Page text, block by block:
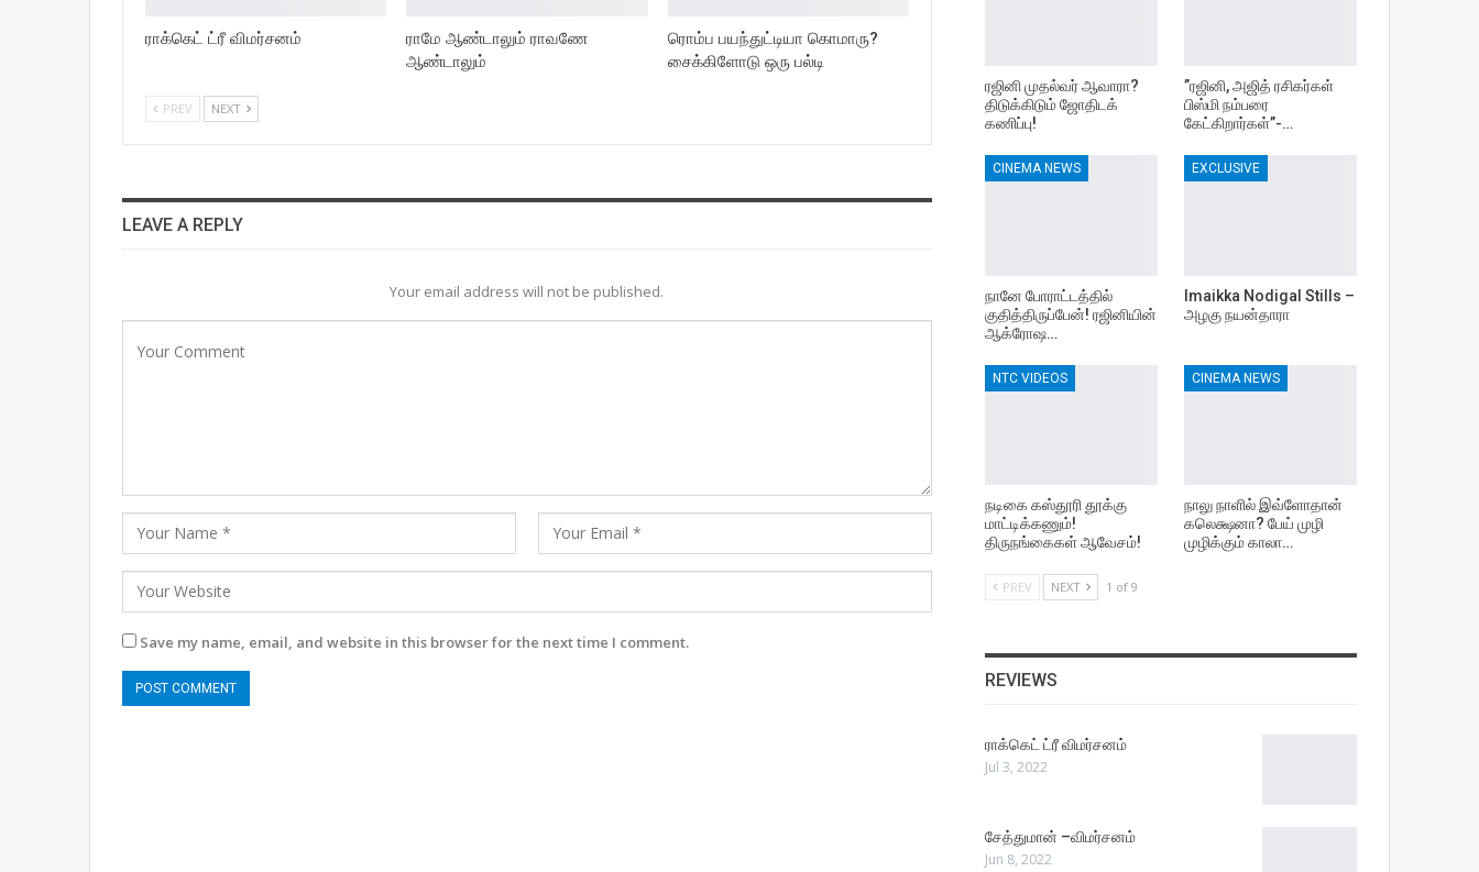
ராக்கெட் ட்ரீ விமர்சனம்
ராமே ஆண்டாலும் ராவணே
ஆண்டாலும்
ரொம்ப பயந்துட்டியா கொமாரு?
சைக்கிளோடு ஒரு பல்டி
PREV NEXT
LEAVE A REPLY
Your email address will not be published.
Save my name, email, and website in this browser for the next time I comment.
ரஜினி முதல்வர் ஆவாரா?
திடுக்கிடும் ஜோதிடக்
கணிப்பு!
”ரஜினி, அஜித் ரசிகர்கள்
பிஸ்மி நம்பரை
கேட்கிறார்கள்”-…
CINEMA NEWS
நானே போராட்டத்தில்
குதித்திருப்பேன்! ரஜினியின்
ஆக்ரோஷ…
EXCLUSIVE
Imaikka Nodigal Stills –
அழகு நயன்தாரா
NTC VIDEOS
நடிகை கஸ்தூரி தூக்கு
மாட்டிக்கணும்!
திருநங்கைகள் ஆவேசம்!
CINEMA NEWS
நாலு நாளில் இவ்ளோதான்
கலெக்ஷனா? பேய் முழி
முழிக்கும் காலா…
PREV NEXT 1 of 9
REVIEWS
ராக்கெட் ட்ரீ விமர்சனம்
Jul 3, 2022
சேத்துமான் –விமர்சனம்
Jun 8, 2022